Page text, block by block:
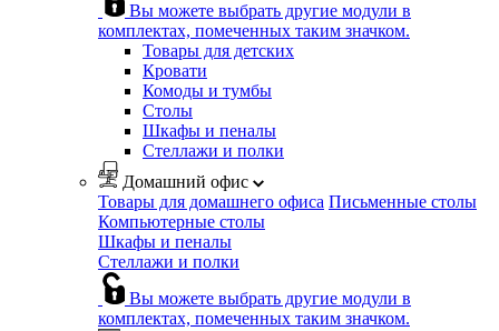
Вы можете выбрать другие модули в
комплектах, помеченных таким значком.
Товары для детских
Кровати
Комоды и тумбы
Столы
Шкафы и пеналы
Стеллажи и полки
Домашний офис
Товары для домашнего офиса Письменные столы
Компьютерные столы
Шкафы и пеналы
Стеллажи и полки
Вы можете выбрать другие модули в
комплектах, помеченных таким значком.